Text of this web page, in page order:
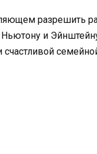
разрешить
и